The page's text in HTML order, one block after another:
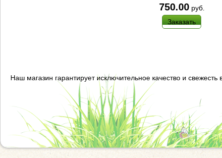
750.00 руб.
Заказать
Наш магазин гарантирует исключительное качество и свежесть